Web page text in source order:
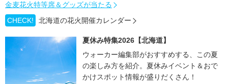
金麦花火特等席＆グッズが当たる
CHECK!
北海道の花火開催カレンダー
夏休み特集2026【北海道】
ウォーカー編集部がおすすめする、この夏
の楽しみ方を紹介。夏休みイベント＆おで
かけスポット情報が盛りだくさん！